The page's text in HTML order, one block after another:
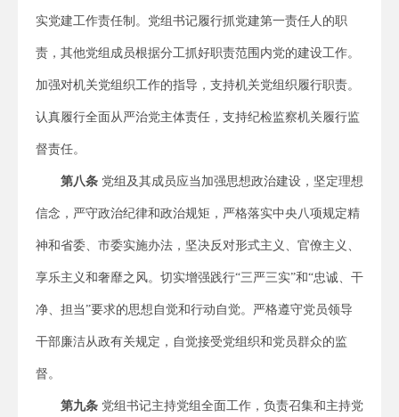
实党建工作责任制。党组书记履行抓党建第一责任人的职
责，其他党组成员根据分工抓好职责范围内党的建设工作。
加强对机关党组织工作的指导，支持机关党组织履行职责。
认真履行全面从严治党主体责任，支持纪检监察机关履行监
督责任。
第八条 党组及其成员应当加强思想政治建设，坚定理想
信念，严守政治纪律和政治规矩，严格落实中央八项规定精
神和省委、市委实施办法，坚决反对形式主义、官僚主义、
享乐主义和奢靡之风。切实增强践行“三严三实”和“忠诚、干
净、担当”要求的思想自觉和行动自觉。严格遵守党员领导
干部廉洁从政有关规定，自觉接受党组织和党员群众的监
督。
第九条 党组书记主持党组全面工作，负责召集和主持党